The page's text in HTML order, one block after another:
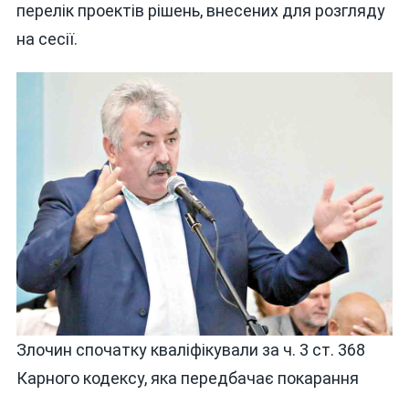
перелік проектів рішень, внесених для розгляду
на сесії.
Злочин спочатку кваліфікували за ч. 3 ст. 368
Карного кодексу, яка передбачає покарання